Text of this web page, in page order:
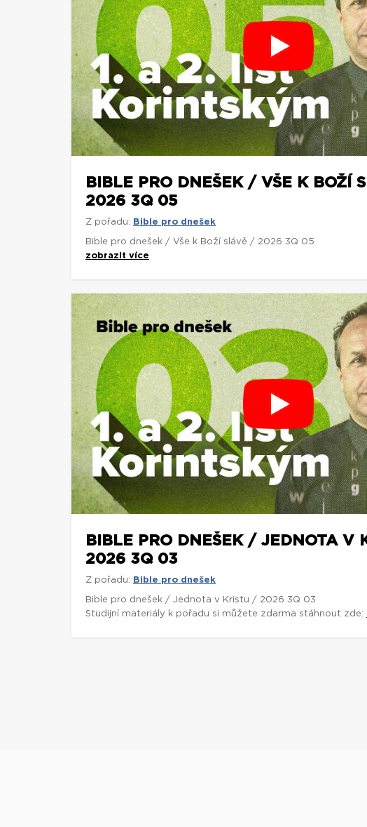
BIBLE PRO DNEŠEK / VŠE K BOŽÍ
2026 3Q 05
Z pořadu: Bible pro dnešek
Bible pro dnešek / Vše k Boží slávě / 2026 3Q 05
zobrazit více
BIBLE PRO DNEŠEK / JEDNOTA V
2026 3Q 03
Z pořadu: Bible pro dnešek
Bible pro dnešek / Jednota v Kristu / 2026 3Q 03
Studijní materiály k pořadu si můžete zdarma stáhnout zde: